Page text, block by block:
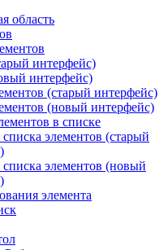
область
интерфейс)
интерфейс)
(старый интерфейс)
(новый интерфейс)
в списке
элементов (старый
элементов (новый
элемента